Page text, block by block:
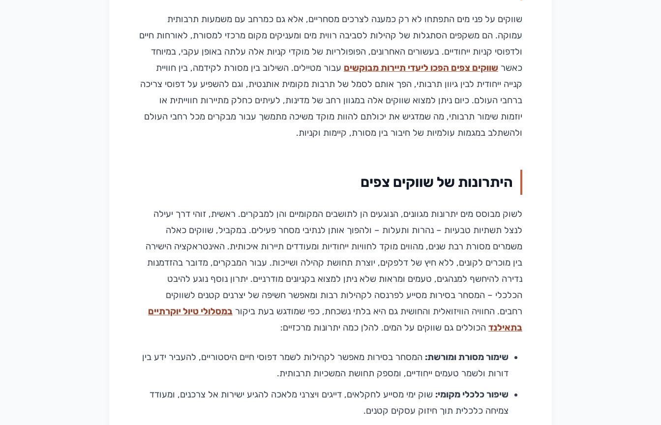
שווקים על פני מים התפתחו לא רק כמענה לצרכים מסחריים, אלא גם כמרחב עם משמעות תרבותית
עמוקה. הם משקפים הסתגלות של קהילות לסביבה רווית מים ומעניקים מקום מרכזי למסורת, לאורחות חיים
ולדפוסי קניות ייחודיים. בעשורים האחרונים, הפופולריות של מוקדי קניות אלה עלתה באופן עקבי, במיוחד
כאשר שווקים צפים הפכו ליעדי תיירות מבוקשים עבור מטיילים. השילוב בין מסורת לקידמה, בין חוויית
קנייה ייחודית לבין גיוון תרבותי, הפך אותם לסמל של תרבות מקומית אותנטית, וגם להשפיע על דפוסי צריכה
ברחבי העולם. כיום ניתן למצוא שווקים אלה במגוון רחב של מדינות, לעיתים כחלק מתיירות חווייתית או
יוזמות שימור תרבותי, מה שמדגיש את יכולתם להוות מוקד משיכה מתמשך עבור מבקרים מכל רחבי העולם
ולהשתלב במגמות עולמיות של חיבור בין מסורת, קיימות וקניות.
היתרונות של שווקים צפים
לשוק מבוסס מים יתרונות מגוונים, הנוגעים הן לתושבים המקומיים והן למבקרים. ראשית, זוהי דרך יעילה
לנצל תשתיות טבעיות – נהרות ותעלות – ולהפוך אותן לנתיבי מסחר פעילים. במקביל, שווקים כאלה
משמרים מסורת רבת שנים, מהווים מוקד לחוויות ייחודיות ומעודדים תיירות איכותית. האינטראקציה הישירה
בין מוכרים לקונים, ללא חיץ של דלפקים, יוצרת תחושת קהילה ושייכות. עבור המבקרים, מדובר בהזדמנות
נדירה להיחשף למנהגים, טעמים ומראות שלא ניתן למצוא בקניונים מודרניים. יתרון נוסף נוגע להיבט
הכלכלי – המסחר בסירות מסייע לפרנסה לקהילות רבות ומאפשר חשיפה של יצרנים קטנים לשווקים
רחבים. החוויה הוויזואלית והחושית גם היא בלתי נשכחת, כפי שמודגש בעת ביקור במסלולי טיול יוקרתיים
בתאילנד הכוללים גם שווקים על המים. להלן כמה יתרונות מרכזיים:
שימור מסורת ומורשת: המסחר בסירות מאפשר לקהילות לשמר דפוסי חיים היסטוריים, להעביר ידע בין
דורות ולשמר טעמים ייחודיים, ומספק תחושת המשכיות תרבותית.
שיפור כלכלי מקומי: שוק ימי מסייע לחקלאים, דייגים ויצרני מלאכה להגיע ישירות אל צרכנים, ומעודד
צמיחה כלכלית תוך חיזוק עסקים קטנים.